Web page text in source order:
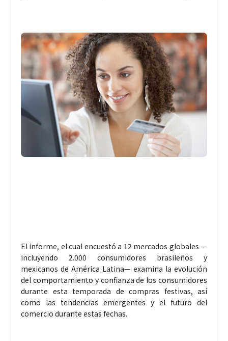
El informe, el cual encuestó a 12 mercados globales —
incluyendo 2.000 consumidores brasileños y
mexicanos de América Latina— examina la evolución
del comportamiento y confianza de los consumidores
durante esta temporada de compras festivas, así
como las tendencias emergentes y el futuro del
comercio durante estas fechas.